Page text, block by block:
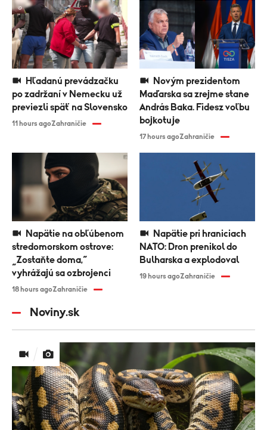
po zadržaní v Nemecku už
previezli späť na Slovensko
11 hours agoZahraničie
Maďarska sa zrejme stane
András Baka. Fidesz voľbu
bojkotuje
17 hours agoZahraničie
stredomorskom ostrove:
„Zostaňte doma,“
vyhrážajú sa ozbrojenci
18 hours agoZahraničie
NATO: Dron prenikol do
Bulharska a explodoval
19 hours agoZahraničie
Noviny.sk